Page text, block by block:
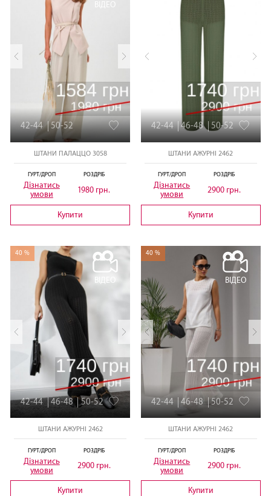
ВІДЕО
42-44 50-52
ШТАНИ ПАЛАЦЦО 3058
ГУРТ/ДРОП
Дізнатись
умови
РОЗДРІБ
1980 грн.
Купити
ВІДЕО
42-44 46-48 50-52
ШТАНИ АЖУРНІ 2462
ГУРТ/ДРОП
Дізнатись
умови
РОЗДРІБ
2900 грн.
Купити
40 %
ВІДЕО
42-44 46-48 50-52
ШТАНИ АЖУРНІ 2462
ГУРТ/ДРОП
Дізнатись
умови
РОЗДРІБ
2900 грн.
Купити
40 %
ВІДЕО
42-44 46-48 50-52
ШТАНИ АЖУРНІ 2462
ГУРТ/ДРОП
Дізнатись
умови
РОЗДРІБ
2900 грн.
Купити